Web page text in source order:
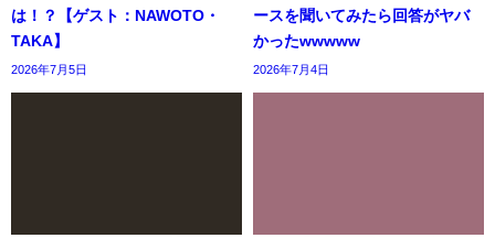
は！？【ゲスト：NAWOTO・
TAKA】
2026年7月5日
ースを聞いてみたら回答がヤバ
かったwwwww
2026年7月4日